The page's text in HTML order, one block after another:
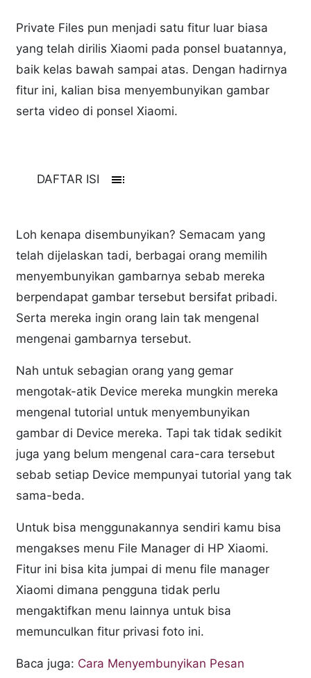
Private Files pun menjadi satu fitur luar biasa
yang telah dirilis Xiaomi pada ponsel buatannya,
baik kelas bawah sampai atas. Dengan hadirnya
fitur ini, kalian bisa menyembunyikan gambar
serta video di ponsel Xiaomi.
DAFTAR ISI toc
Loh kenapa disembunyikan? Semacam yang
telah dijelaskan tadi, berbagai orang memilih
menyembunyikan gambarnya sebab mereka
berpendapat gambar tersebut bersifat pribadi.
Serta mereka ingin orang lain tak mengenal
mengenai gambarnya tersebut.
Nah untuk sebagian orang yang gemar
mengotak-atik Device mereka mungkin mereka
mengenal tutorial untuk menyembunyikan
gambar di Device mereka. Tapi tak tidak sedikit
juga yang belum mengenal cara-cara tersebut
sebab setiap Device mempunyai tutorial yang tak
sama-beda.
Untuk bisa menggunakannya sendiri kamu bisa
mengakses menu File Manager di HP Xiaomi.
Fitur ini bisa kita jumpai di menu file manager
Xiaomi dimana pengguna tidak perlu
mengaktifkan menu lainnya untuk bisa
memunculkan fitur privasi foto ini.
Baca juga: Cara Menyembunyikan Pesan